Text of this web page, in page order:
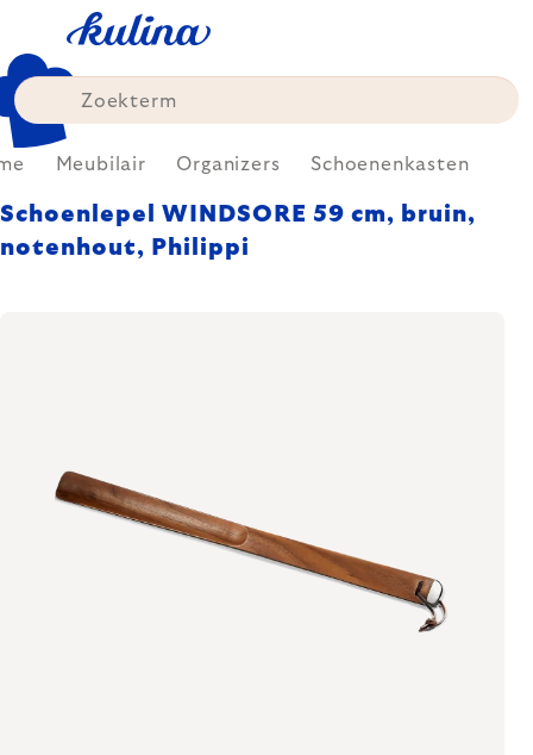
content
Meubilair Organizers Schoenenkasten
Schoenlepel WINDSORE 59 cm, bruin,
notenhout, Philippi